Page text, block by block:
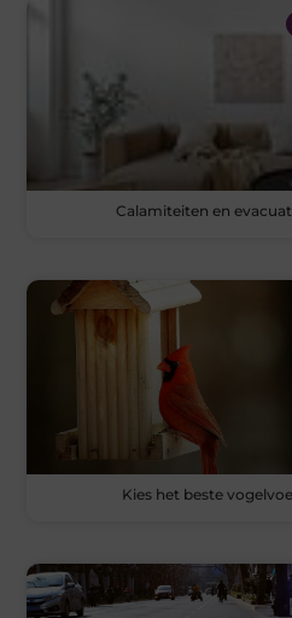
Calamiteiten en
Kies het beste